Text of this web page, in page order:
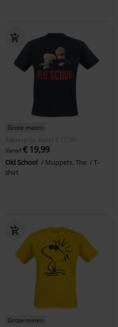
Grote maten
Adviesprijs
Vanaf € 25,99
Vanaf€ 19,99
Old School Muppets, The
T-
shirt
Grote maten